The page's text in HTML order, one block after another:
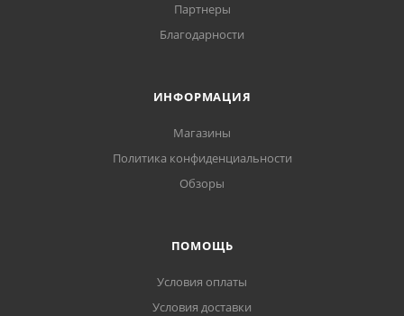
Партнеры
Благодарности
ИНФОРМАЦИЯ
Магазины
Политика конфиденциальности
Обзоры
ПОМОЩЬ
Условия оплаты
Условия доставки